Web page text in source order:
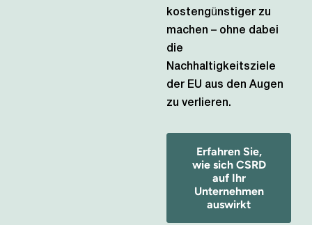
kostengünstiger zu
machen – ohne dabei
die
Nachhaltigkeitsziele
der EU aus den Augen
zu verlieren.
Erfahren Sie,
wie sich CSRD
auf Ihr
Unternehmen
auswirkt